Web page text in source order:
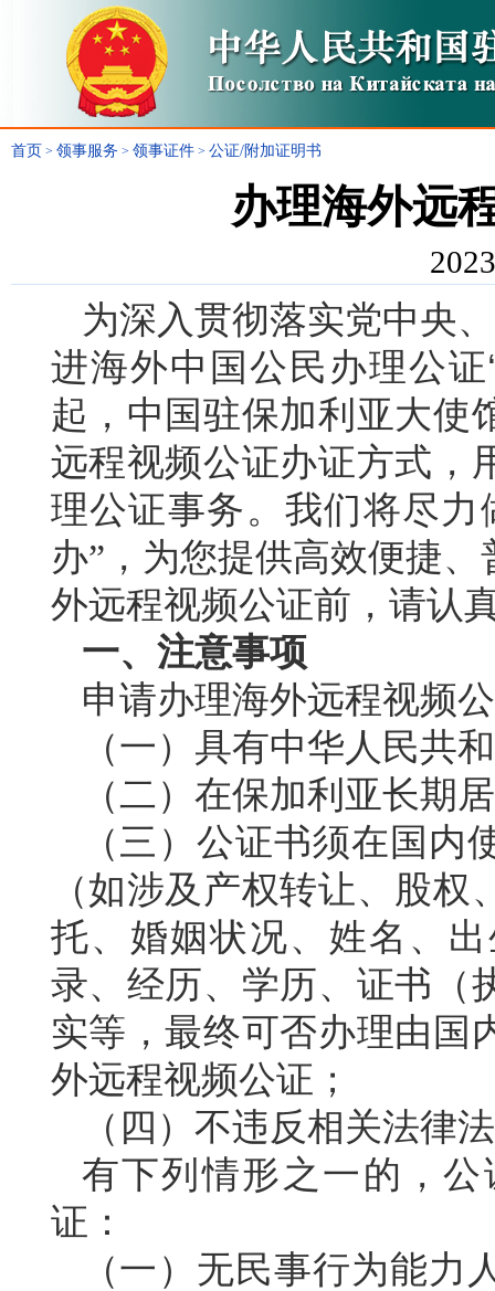
首页 > 领事服务 > 领事证件 > 公证/附加证明书
办理海外远
为深入贯彻落实党中央
进海外中国公民办理公证
起， 中国驻保加利亚大使
远程视频公证办证方式，
理公证事务。我们将尽
办”，为您提供高效便捷
外远程视频公证前，请认
一、 注意事项
申请办理海外远程视频
（一）具有中华人民共
（二）在保加利亚长期
（三）公证书须在国
（如涉及产权转让、股
托、婚姻状况、姓名、
录、经历、学历、证书（
实等 ，最终可否办理由国
外远程视频公证；
（四）不违反相关法律
有下列情形之一的，
证：
（一）无民事行为能